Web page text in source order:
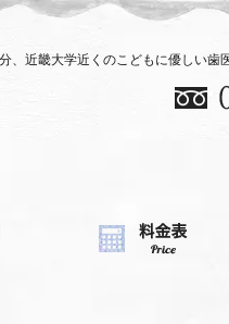
、近畿大学近くのこどもに優しい歯